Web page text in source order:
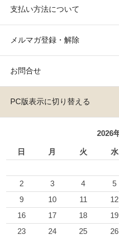
支払い方法について
メルマガ登録・解除
お問合せ
PC版表示に切り替える
2026
日 月 火 水
2
3 4 5
9
10 11 12
16
17 18 19
23
24 25 26